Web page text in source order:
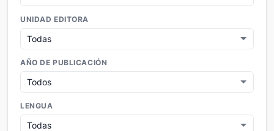
UNIDAD EDITORA
AÑO DE PUBLICACIÓN
LENGUA